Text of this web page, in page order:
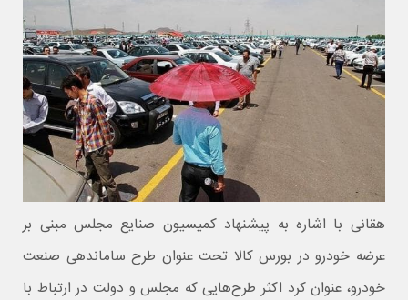
هقانی با اشاره به پیشنهاد کمیسیون صنایع مجلس مبنی بر
عرضه خودرو در بورس کالا تحت عنوان طرح ساماندهی صنعت
خودرو، عنوان کرد اکثر طرح‌هایی که مجلس و دولت در ارتباط با